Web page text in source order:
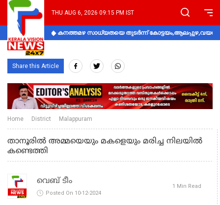
THU AUG 6, 2026 09:15 PM IST
കനത്തമഴ സാധ്യതയെ തുടർന്ന്
Share this Article
Home District Malappuram
താനൂരിൽ അമ്മയെയും മകളെയും മരിച്ച നിലയിൽ
കണ്ടെത്തി
വെബ് ടീം
Posted On 10-12-2024
1 Min Read